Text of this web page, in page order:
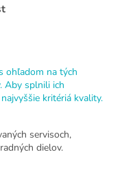
ohľadom na tých
Aby splnili ich
kritériá kvality.
servisoch,
dielov.